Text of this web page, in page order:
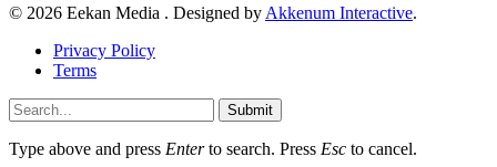
© 2026 Eekan Media . Designed by Akkenum Interactive.
Privacy Policy
Terms
Submit
Type above and press Enterto search. Press Esc to cancel.